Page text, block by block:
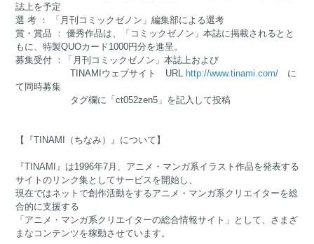
誌上を予定
選 考 ： 「月刊コミックゼノン」編集部による選考
賞・賞品 ： 優秀作品は、「コミックゼノン」本誌に掲載されるとと
もに、特製QUOカード1000円分を進呈。
募集受付 ：「月刊コミックゼノン」本誌上および
TINAMIウェブサイト URL
http://www.tinami.com/に
て同時募集
タグ欄に「ct052zen5」を記入して投稿
【『TINAMI（ちなみ）』について】
『TINAMI』は1996年7月、アニメ・マンガ系イラスト作品を発表する
サイトのリンク集としてサービスを開始し、
現在ではネットで創作活動をするアニメ・マンガ系クリエイターを総
合的に支援する
「アニメ・マンガ系クリエイターの総合情報サイト」として、さまざ
まなコンテンツを稼動させています。